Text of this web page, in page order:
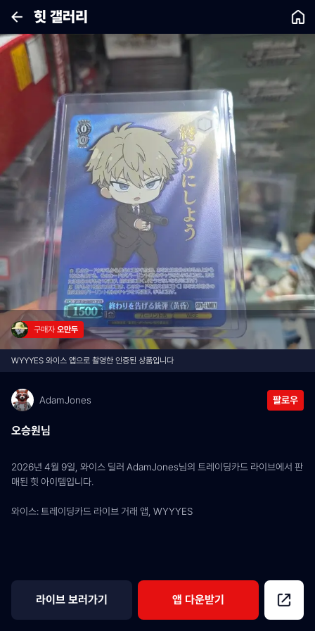
힛 갤러리
구매자 오만두
WYYYES 와이스 앱으로 촬영한 인증된 상품입니다
AdamJones 팔로우
오승원님
2026년 4월 9일, 와이스 딜러 AdamJones님의 트레이딩카드 라이브에서 판
매된 힛 아이템입니다.
와이스: 트레이딩카드 라이브 거래 앱, WYYYES
라이브 보러가기 앱 다운받기